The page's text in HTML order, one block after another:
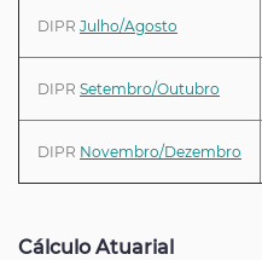
DIPR Julho/Agosto
DIPR Setembro/Outubro
DIPR Novembro/Dezembro
Cálculo Atuarial